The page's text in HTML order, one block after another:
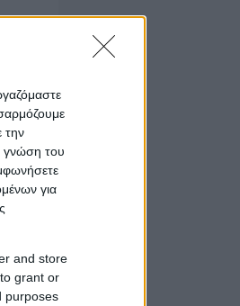
την
γνώση του
για
and store
grant or
purposes